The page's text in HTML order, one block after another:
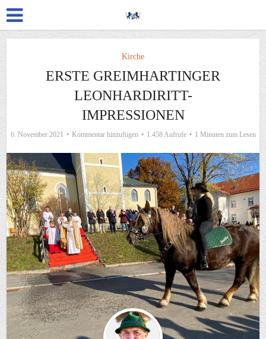
Kirche
ERSTE GREIMHARTINGER
LEONHARDIRITT-
IMPRESSIONEN
6. November 2021 Kommentar hinzufügen 1.458 Aufrufe 1 Minuten zum Lesen